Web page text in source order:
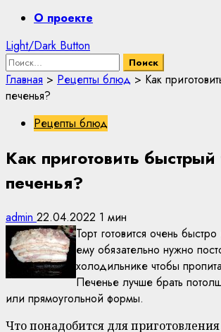
PrimaryО проекте
Light/Dark Button
Найти:
Главная > Рецепты блюд > Как
печенья?
Рецепты блюд
Как приготовить быстрый
печенья?
admin 22.04.2022 1 мин
Торт готовится очень
ему обязательно нужно
холодильнике чтобы
Печенье лучше брать
или прямоугольной формы.
Что понадобится для приготовления